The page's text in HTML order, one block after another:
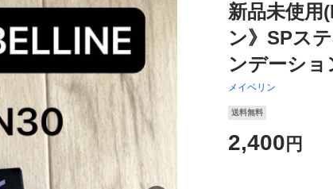
新品未使用
ン》SPス
ンデーシ
メイベリン
送料無料
2,400 円